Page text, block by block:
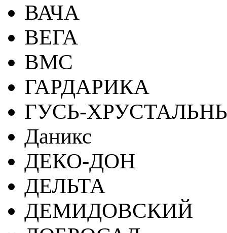
ВАЧА
ВЕГА
ВМС
ГАРДАРИКА
ГУСЬ-
Даникс
ДЕКО-ДОН
ДЕЛЬТА
ДЕМИДОВСКИЙ